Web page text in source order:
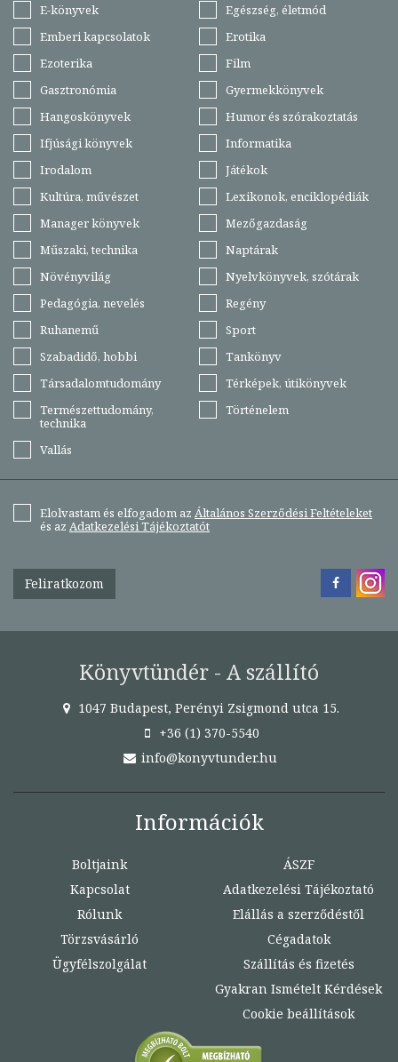
E-könyvek
Egészség, életmód
Emberi kapcsolatok
Erotika
Ezoterika
Film
Gasztronómia
Gyermekkönyvek
Hangoskönyvek
Humor és szórakoztatás
Ifjúsági könyvek
Informatika
Irodalom
Játékok
Kultúra, művészet
Lexikonok, enciklopédiák
Manager könyvek
Mezőgazdaság
Műszaki, technika
Naptárak
Növényvilág
Nyelvkönyvek, szótárak
Pedagógia, nevelés
Regény
Ruhanemű
Sport
Szabadidő, hobbi
Tankönyv
Társadalomtudomány
Térképek, útikönyvek
Természettudomány,
technika
Történelem
Vallás
Elolvastam és elfogadom az Általános Szerződési Feltételeket
és az Adatkezelési Tájékoztatót
Feliratkozom
Könyvtündér - A szállító
1047 Budapest, Perényi Zsigmond utca 15.
+36 (1) 370-5540
info@konyvtunder.hu
Információk
Boltjaink
Kapcsolat
Rólunk
Törzsvásárló
Ügyfélszolgálat
ÁSZF
Adatkezelési Tájékoztató
Elállás a szerződéstől
Cégadatok
Szállítás és fizetés
Gyakran Ismételt Kérdések
Cookie beállítások